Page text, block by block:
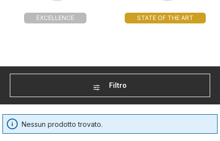
EXCELLENCE STATE OF THE ART
Filtro
Nessun prodotto trovato.